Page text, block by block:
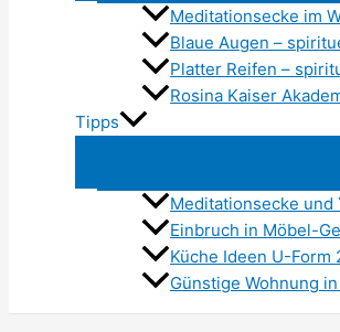
Meditationsecke im
Blaue Augen –
Platter Reifen –
Rosina Kaiser
Tipps
Meditationsecke und
Einbruch in Möbel-
Küche Ideen U-Form
Günstige Wohnung